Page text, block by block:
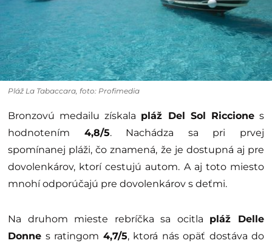
Pláž La Tabaccara, foto: Profimedia
Bronzovú medailu získala pláž Del Sol Ricciones
hodnotením 4,8/5. Nachádza sa pri prvej
spomínanej pláži, čo znamená, že je dostupná aj pre
dovolenkárov, ktorí cestujú autom. A aj toto miesto
mnohí odporúčajú pre dovolenkárov s deťmi.
Na druhom mieste rebríčka sa ocitla pláž Delle
Donne s ratingom 4,7/5, ktorá nás opäť dostáva do